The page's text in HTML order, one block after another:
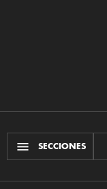
SECCIONES